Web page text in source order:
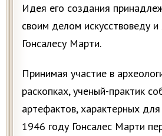
Идея его создания
своим делом искусствоведу
Гонсалесу Марти.
Принимая участие в
раскопках, ученый-практик
артефактов, характерных
1946 году Гонсалес Марти